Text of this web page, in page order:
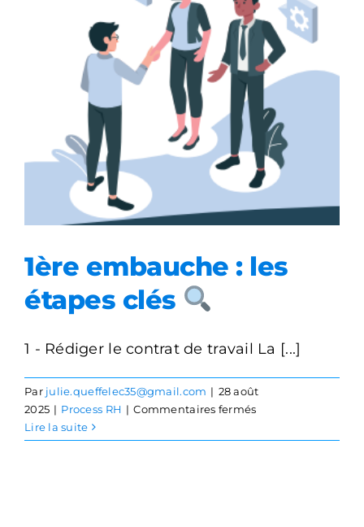
1ère embauche ​: les étapes
clés
1ère embauche ​: les
étapes clés
1 - Rédiger le contrat de travail La [...]
Par julie.queffelec35@gmail.com | 28 août
2025 | Process RH | Commentaires ferméssur
embauche
Lire la suite